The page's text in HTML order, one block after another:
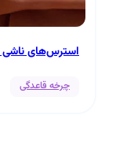
استرس‌های ناشی
چرخه قاعدگی